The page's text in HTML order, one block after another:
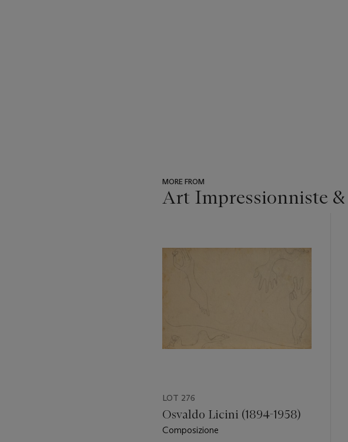
MORE FROM
Art Impressionniste
LOT 276
Osvaldo Licini (1894-1958)
Composizione